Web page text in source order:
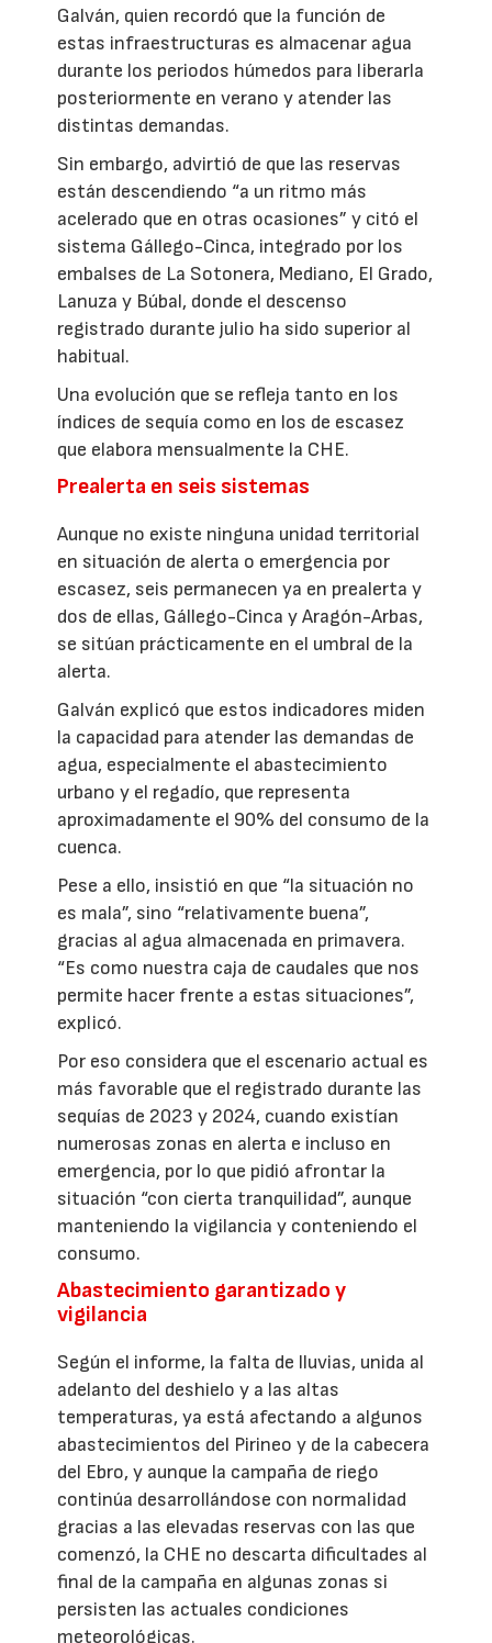
Galván, quien recordó que la función de
estas infraestructuras es almacenar agua
durante los periodos húmedos para liberarla
posteriormente en verano y atender las
distintas demandas.
Sin embargo, advirtió de que las reservas
están descendiendo “a un ritmo más
acelerado que en otras ocasiones” y citó el
sistema Gállego-Cinca, integrado por los
embalses de La Sotonera, Mediano, El Grado,
Lanuza y Búbal, donde el descenso
registrado durante julio ha sido superior al
habitual.
Una evolución que se refleja tanto en los
índices de sequía como en los de escasez
que elabora mensualmente la CHE.
Prealerta en seis sistemas
Aunque no existe ninguna unidad territorial
en situación de alerta o emergencia por
escasez, seis permanecen ya en prealerta y
dos de ellas, Gállego-Cinca y Aragón-Arbas,
se sitúan prácticamente en el umbral de la
alerta.
Galván explicó que estos indicadores miden
la capacidad para atender las demandas de
agua, especialmente el abastecimiento
urbano y el regadío, que representa
aproximadamente el 90% del consumo de la
cuenca.
Pese a ello, insistió en que “la situación no
es mala”, sino “relativamente buena”,
gracias al agua almacenada en primavera.
“Es como nuestra caja de caudales que nos
permite hacer frente a estas situaciones”,
explicó.
Por eso considera que el escenario actual es
más favorable que el registrado durante las
sequías de 2023 y 2024, cuando existían
numerosas zonas en alerta e incluso en
emergencia, por lo que pidió afrontar la
situación “con cierta tranquilidad”, aunque
manteniendo la vigilancia y conteniendo el
consumo.
Abastecimiento garantizado y
vigilancia
Según el informe, la falta de lluvias, unida al
adelanto del deshielo y a las altas
temperaturas, ya está afectando a algunos
abastecimientos del Pirineo y de la cabecera
del Ebro, y aunque la campaña de riego
continúa desarrollándose con normalidad
gracias a las elevadas reservas con las que
comenzó, la CHE no descarta dificultades al
final de la campaña en algunas zonas si
persisten las actuales condiciones
meteorológicas.